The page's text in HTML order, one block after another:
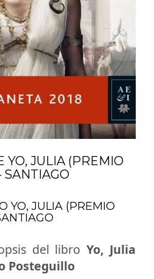
YO, JULIA (PREMIO
SANTIAGO
YO, JULIA (PREMIO
del libro Yo, Julia
Posteguillo